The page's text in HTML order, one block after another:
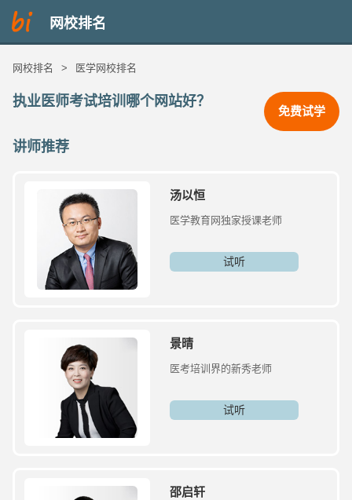
网校排名
网校排名 > 医学网校排名
执业医师考试培训哪个网站好？
免费试学
讲师推荐
汤以恒
医学教育网独家授课老师
试听
景晴
医考培训界的新秀老师
试听
邵启轩